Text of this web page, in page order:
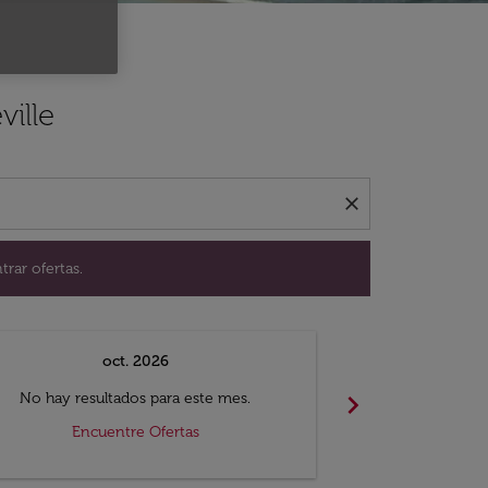
close
ofertas.
para encontrar ofertas.
oct. 2026
No hay resultados para este mes.
Encuentre Ofertas
chevron_right